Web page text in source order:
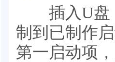
插入U盘，
制到已制作
第一启动项